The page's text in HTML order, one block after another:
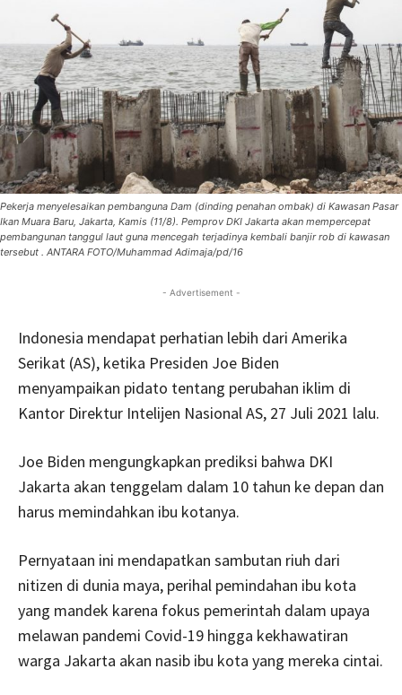
Pekerja menyelesaikan pembanguna Dam (dinding penahan ombak) di Kawasan Pasar
Ikan Muara Baru, Jakarta, ‎Kamis (11/8). Pemprov DKI Jakarta akan mempercepat
pembangunan tanggul laut guna mencegah terjadinya kembali banjir rob di kawasan
tersebut . ANTARA FOTO/Muhammad Adimaja/pd/16
- Advertisement -
Indonesia mendapat perhatian lebih dari Amerika
Serikat (AS), ketika Presiden Joe Biden
menyampaikan pidato tentang perubahan iklim di
Kantor Direktur Intelijen Nasional AS, 27 Juli 2021 lalu.
Joe Biden mengungkapkan prediksi bahwa DKI
Jakarta akan tenggelam dalam 10 tahun ke depan dan
harus memindahkan ibu kotanya.
Pernyataan ini mendapatkan sambutan riuh dari
nitizen di dunia maya, perihal pemindahan ibu kota
yang mandek karena fokus pemerintah dalam upaya
melawan pandemi Covid-19 hingga kekhawatiran
warga Jakarta akan nasib ibu kota yang mereka cintai.